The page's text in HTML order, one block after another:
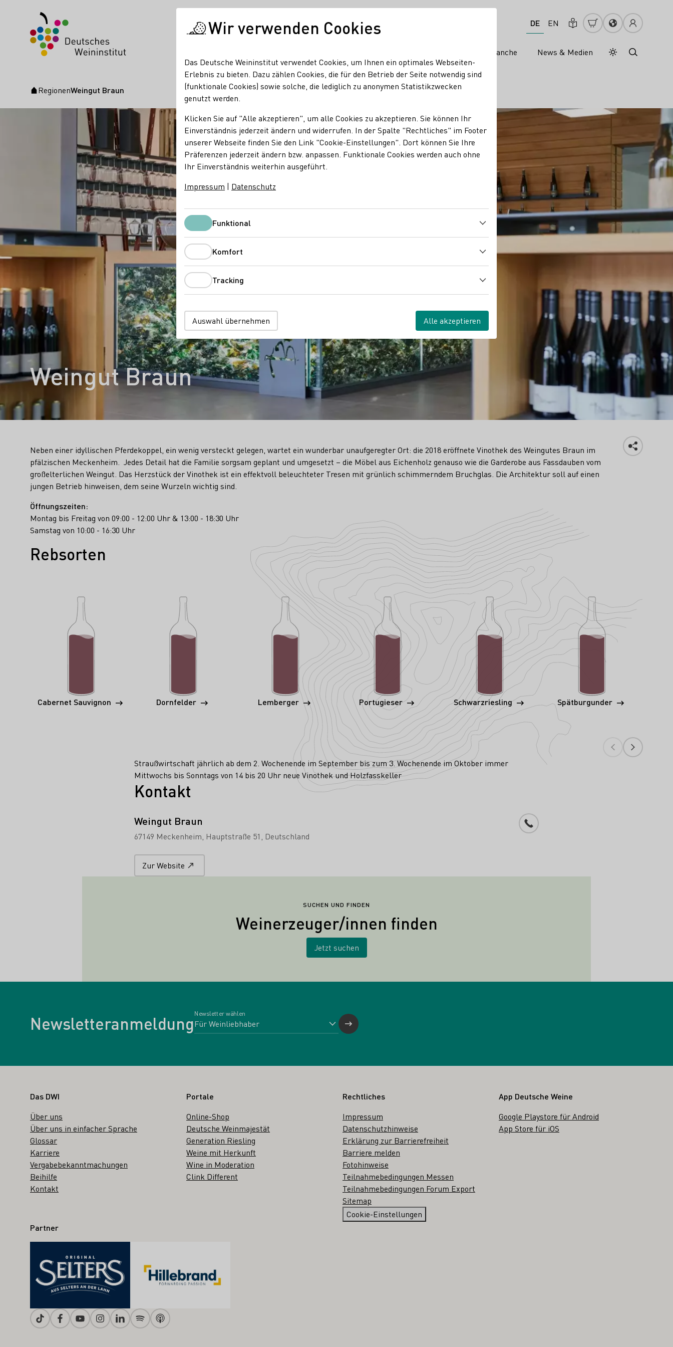
DE EN
Weinbranche News & Medien Tagesmodus
Nachtmodus
Startseite
RegionenWeingut Braun
Weingut Braun
Neben einer idyllischen Pferdekoppel, ein wenig versteckt gelegen, wartet ein wunderbar unaufgeregter Ort: die 2018 eröffnete Vinothek des Weingutes Braun im
pfälzischen Meckenheim. Jedes Detail hat die Familie sorgsam geplant und umgesetzt – die Möbel aus Eichenholz genauso wie die Garderobe aus Fassdauben vom
großelterlichen Weingut. Das Herzstück der Vinothek ist ein effektvoll beleuchteter Tresen mit grünlich schimmerndem Bruchglas. Die Architektur soll auf einen
jungen Betrieb hinweisen, dem seine Wurzeln wichtig sind.
Öffnungszeiten:
Montag bis Freitag von 09:00 - 12:00 Uhr & 13:00 - 18:30 Uhr
Samstag von 10:00 - 16:30 Uhr
Rebsorten
Cabernet Sauvignon Dornfelder Lemberger Portugieser Schwarzriesling Spätburgunder
Straußwirtschaft jährlich ab dem 2. Wochenende im September bis zum 3. Wochenende im Oktober immer
Mittwochs bis Sonntags von 14 bis 20 Uhr neue Vinothek und Holzfasskeller
Kontakt
Weingut Braun
67149 Meckenheim Hauptstraße 51 Deutschland
Telefonnummer
Zur Website
SUCHEN UND FINDEN
Weinerzeuger/innen finden
Jetzt suchen
Newsletteranmeldung
Newsletter wählen
Fußbereich
Das DWI
Über uns
Über uns in einfacher Sprache
Glossar
Karriere
Vergabebekanntmachungen
Beihilfe
Kontakt
Portale
Online-Shop
Deutsche Weinmajestät
Generation Riesling
Weine mit Herkunft
Wine in Moderation
Clink Different
Rechtliches
Impressum
Datenschutzhinweise
Erklärung zur Barrierefreiheit
Barriere melden
Fotohinweise
Teilnahmebedingungen Messen
Teilnahmebedingungen Forum Export
Sitemap
Cookie-Einstellungen
Wir verwenden Cookies
Das Deutsche Weininstitut verwendet Cookies, um Ihnen ein optimales Webseiten-
Erlebnis zu bieten. Dazu zählen Cookies, die für den Betrieb der Seite notwendig sind
(funktionale Cookies) sowie solche, die lediglich zu anonymen Statistikzwecken
genutzt werden.
Klicken Sie auf "Alle akzeptieren", um alle Cookies zu akzeptieren. Sie können Ihr
Einverständnis jederzeit ändern und widerrufen. In der Spalte "Rechtliches" im Footer
unserer Webseite finden Sie den Link "Cookie-Einstellungen". Dort können Sie Ihre
Präferenzen jederzeit ändern bzw. anpassen. Funktionale Cookies werden auch ohne
Ihr Einverständnis weiterhin ausgeführt.
Impressum | Datenschutz
FunktionalFunktional
Komfort
Tracking
Auswahl übernehmen Alle akzeptieren
App Deutsche Weine
Google Playstore für Android
App Store für iOS
Partner
TiktokFacebookYoutubeInstagramLinkedinSpotifyApple